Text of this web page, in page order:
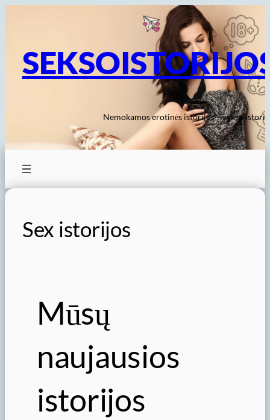
Nemokamos erotinės istorijos – sekso
Sex istorijos
Mūsų
naujausios
istorijos